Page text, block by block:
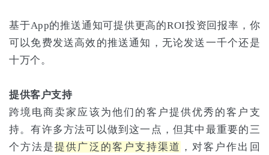
基于App的推送通知可提供更高的ROI投资回报率，你
可以免费发送高效的推送通知，无论发送一千个还是
十万个。
提供客户支持
跨境电商卖家应该为他们的客户提供优秀的客户支
持。有许多方法可以做到这一点，但其中最重要的三
个方法是提供广泛的客户支持渠道 ，对客户作出回